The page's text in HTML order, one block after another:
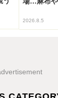
2026.8.5